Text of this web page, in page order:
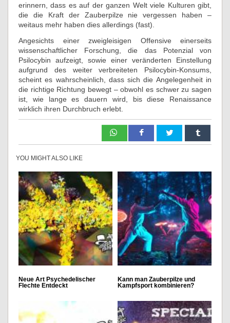
erinnern, dass es auf der ganzen Welt viele Kulturen gibt,
die die Kraft der Zauberpilze nie vergessen haben –
weitaus mehr haben dies allerdings (fast).
Angesichts einer zweigleisigen Offensive einerseits
wissenschaftlicher Forschung, die das Potenzial von
Psilocybin aufzeigt, sowie einer veränderten Einstellung
aufgrund des weiter verbreiteten Psilocybin-Konsums,
scheint es wahrscheinlich, dass sich die Angelegenheit in
die richtige Richtung bewegt – obwohl es schwer zu sagen
ist, wie lange es dauern wird, bis diese Renaissance
wirklich ihren Durchbruch erlebt.
YOU MIGHT ALSO LIKE
Neue Art Psychedelischer
Flechte Entdeckt
Kann man Zauberpilze und
Kampfsport kombinieren?